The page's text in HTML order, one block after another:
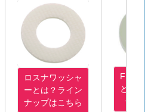
ロスナワッシャ
ーとは？ライン
ナップはこちら
FRPワ
とは？
ップ